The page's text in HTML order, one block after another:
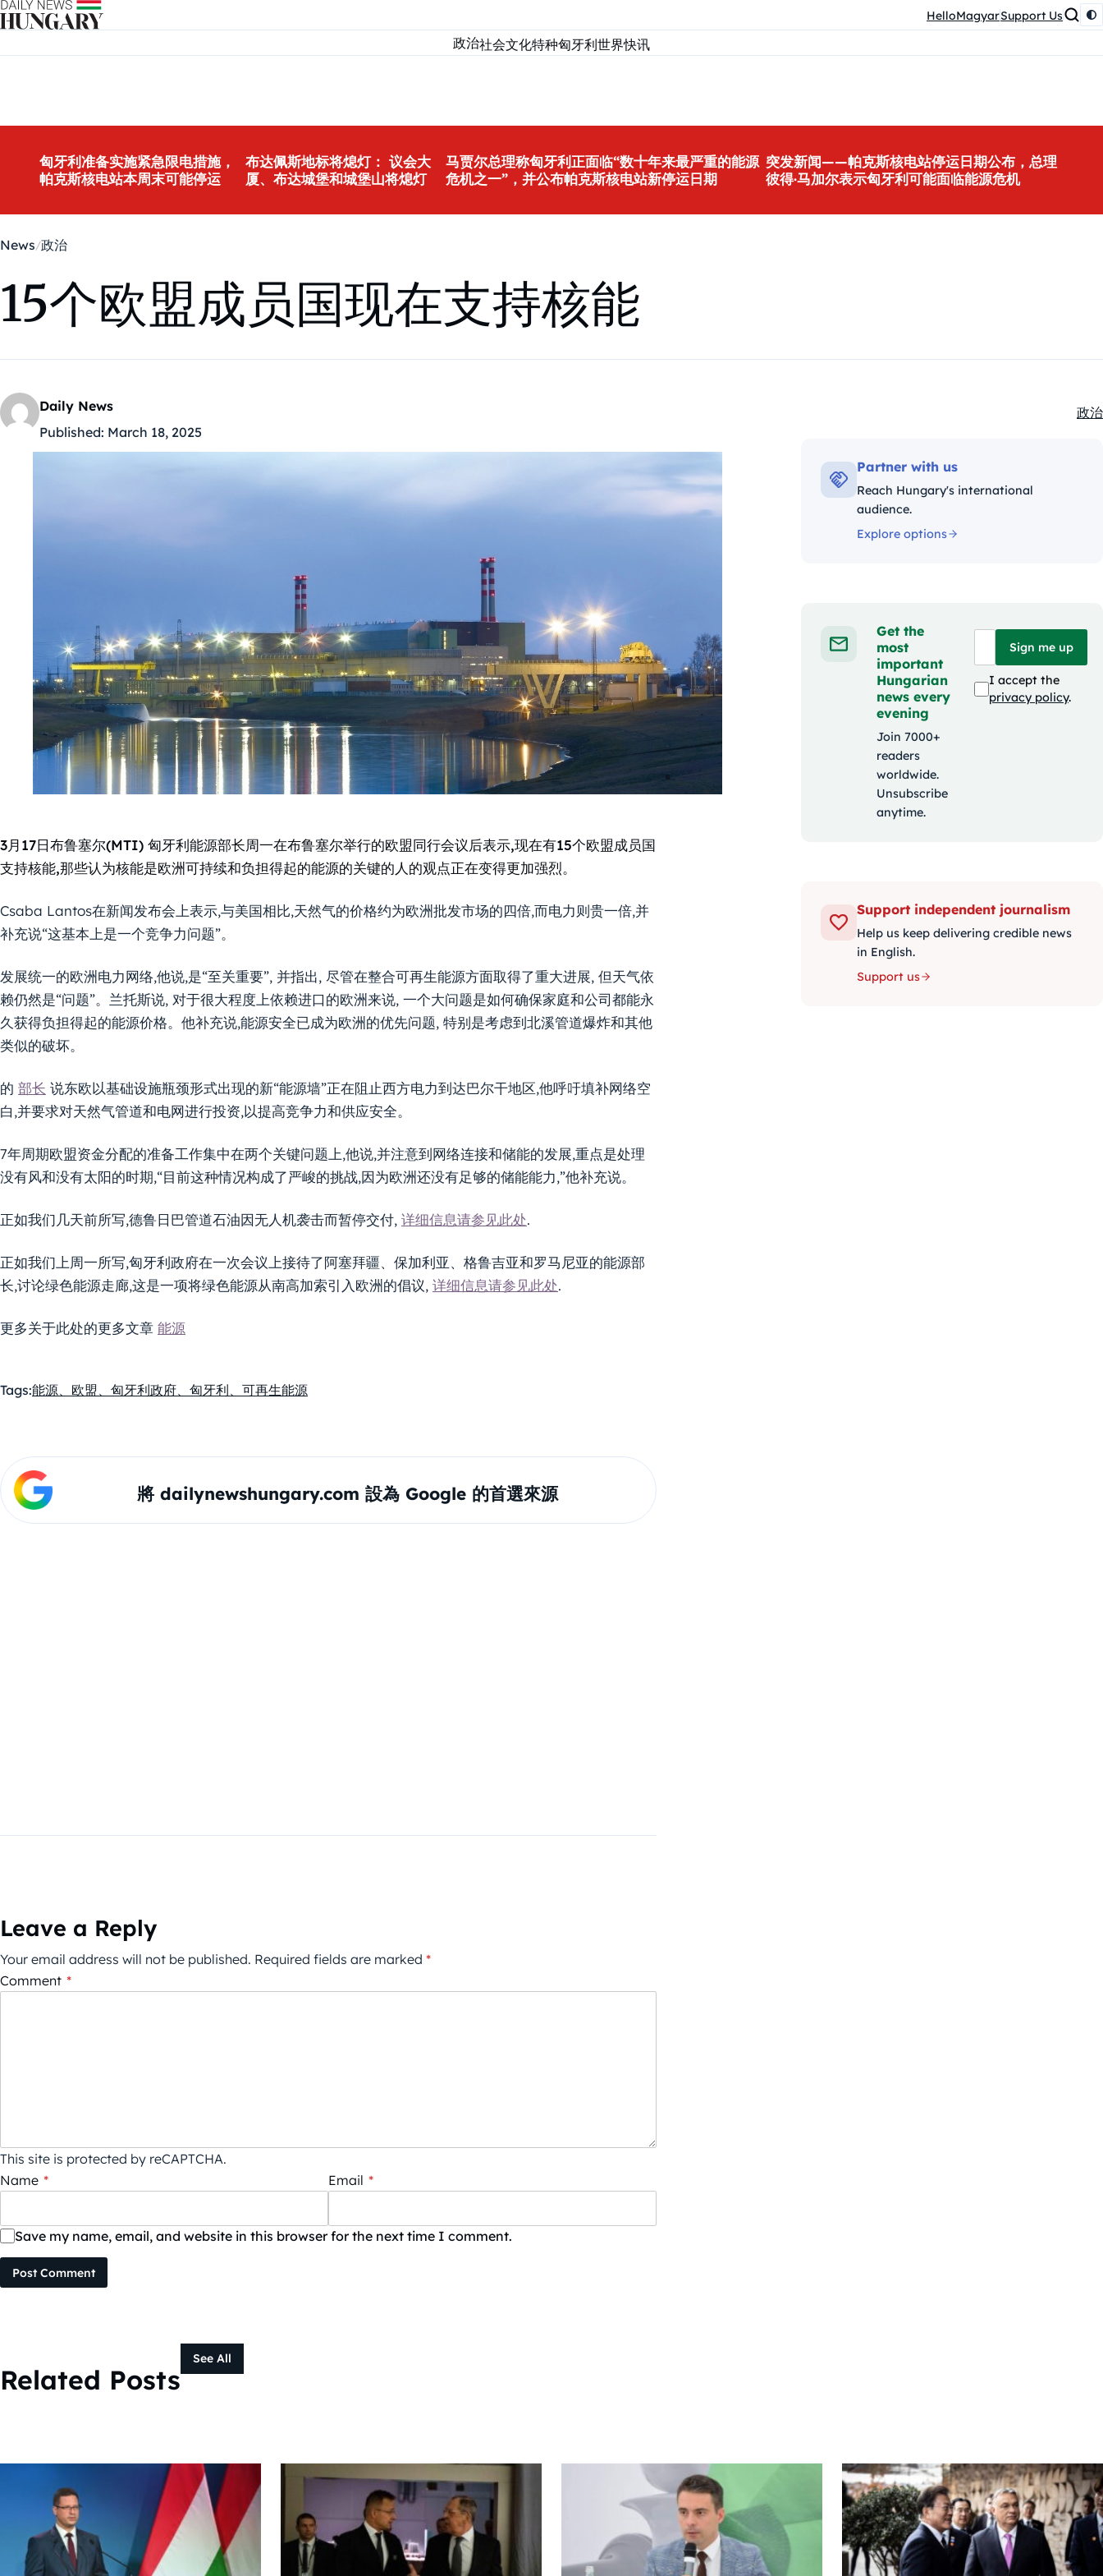
Skip to content HelloMagyarSupport Us
政治社会文化特种匈牙利世界快讯
匈牙利准备实施紧急限电措施，
帕克斯核电站本周末可能停运
布达佩斯地标将熄灯： 议会大
厦、布达城堡和城堡山将熄灯
马贾尔总理称匈牙利正面临“数十年来最严重的能源
危机之一”，并公布帕克斯核电站新停运日期
突发新闻——帕克斯核电站停运日期公布，总理
彼得·马加尔表示匈牙利可能面临能源危机
News 政治
15个欧盟成员国现在支持核能
Daily News
Published: March 18, 2025
政治
3月17日布鲁塞尔(MTI) 匈牙利能源部长周一在布鲁塞尔举行的欧盟同行会议后表示,现在有15个欧盟成员国
支持核能,那些认为核能是欧洲可持续和负担得起的能源的关键的人的观点正在变得更加强烈。
Csaba Lantos在新闻发布会上表示,与美国相比,天然气的价格约为欧洲批发市场的四倍,而电力则贵一倍,并
补充说“这基本上是一个竞争力问题”。
发展统一的欧洲电力网络,他说,是“至关重要”, 并指出, 尽管在整合可再生能源方面取得了重大进展, 但天气依
赖仍然是“问题”。兰托斯说, 对于很大程度上依赖进口的欧洲来说, 一个大问题是如何确保家庭和公司都能永
久获得负担得起的能源价格。他补充说,能源安全已成为欧洲的优先问题, 特别是考虑到北溪管道爆炸和其他
类似的破坏。
的 部长 说东欧以基础设施瓶颈形式出现的新“能源墙”正在阻止西方电力到达巴尔干地区,他呼吁填补网络空
白,并要求对天然气管道和电网进行投资,以提高竞争力和供应安全。
7年周期欧盟资金分配的准备工作集中在两个关键问题上,他说,并注意到网络连接和储能的发展,重点是处理
没有风和没有太阳的时期,“目前这种情况构成了严峻的挑战,因为欧洲还没有足够的储能能力,”他补充说。
正如我们几天前所写,德鲁日巴管道石油因无人机袭击而暂停交付, 详细信息请参见此处.
正如我们上周一所写,匈牙利政府在一次会议上接待了阿塞拜疆、保加利亚、格鲁吉亚和罗马尼亚的能源部
长,讨论绿色能源走廊,这是一项将绿色能源从南高加索引入欧洲的倡议, 详细信息请参见此处.
更多关于此处的更多文章 能源
Tags:能源、欧盟、匈牙利政府、匈牙利、可再生能源
將 dailynewshungary.com 設為 Google 的首選來源
Leave a Reply
Your email address will not be published. Required fields are marked *
Comment *
This site is protected by reCAPTCHA.
Name * Email *
Save my name, email, and website in this browser for the next time I comment.
Post Comment
Partner with us
Reach Hungary's international
audience.
Explore options
Get the
most
important
Hungarian
news every
evening
Join 7000+
readers
worldwide.
Unsubscribe
anytime.
Sign me up
I accept the
privacy policy.
Support independent journalism
Help us keep delivering credible news
in English.
Support us
Related Posts
See All